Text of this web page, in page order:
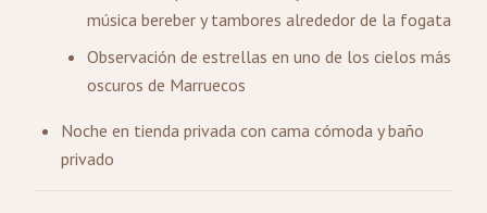
música bereber y tambores alrededor de la fogata
Observación de estrellas en uno de los cielos más
oscuros de Marruecos
Noche en tienda privada con cama cómoda y baño
privado